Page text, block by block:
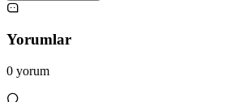
Yorumlar
0 yorum